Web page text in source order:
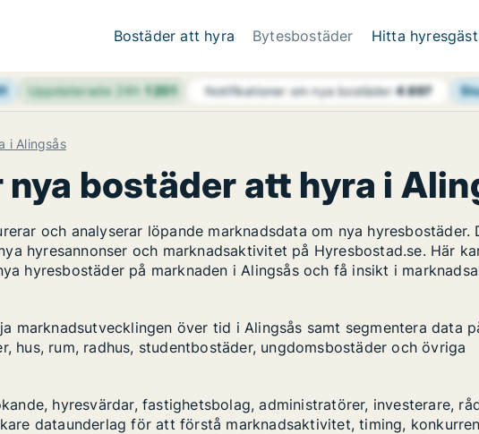
Bostäder att hyra Bytesbostäder Hitta hyresgäst
Uppdaterade 24h 1 201 Notifikationer om nya bostäder4 897
i Alingsås
bostäder att hyra i
och analyserar löpande marknadsdata om nya hyresbostäder.
hyresannonser och marknadsaktivitet på Hyresbostad.se. Här
hyresbostäder på marknaden i Alingsås och få insikt i
marknadsutvecklingen över tid i Alingsås samt segmentera data
hus, rum, radhus, studentbostäder, ungdomsbostäder och övriga
hyresvärdar, fastighetsbolag, administratörer, investerare,
dataunderlag för att förstå marknadsaktivitet, timing,